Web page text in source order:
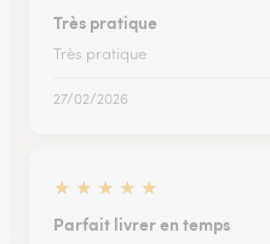
Très pratique
Très pratique
27/02/2026
★ ★ ★ ★ ★
Parfait livrer en temps